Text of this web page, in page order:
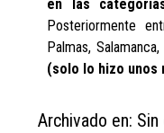
en las
Posteriormente
Palmas,
(solo lo hizo unos
Archivado en: